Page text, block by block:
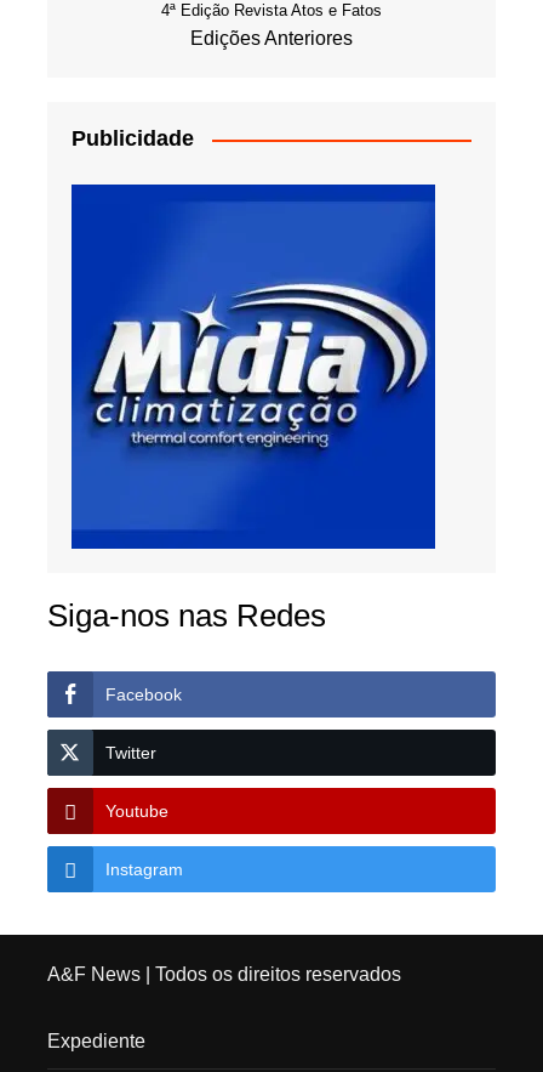
4ª Edição Revista Atos e Fatos
Edições Anteriores
Publicidade
Siga-nos nas Redes
Facebook
Twitter
Youtube
Instagram
A&F News| Todos os direitos reservados
Expediente